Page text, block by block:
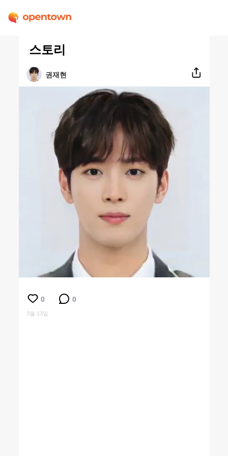
스토리
권재현
0 0
3월 13일